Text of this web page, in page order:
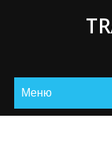
Меню